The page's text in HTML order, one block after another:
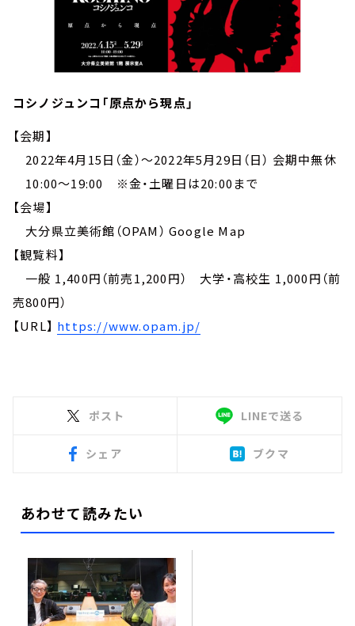
コシノジュンコ「原点から現点」
【会期】
2022年4月15日（金）～2022年5月29日（日） 会期中無休
10:00～19:00 ※金・土曜日は20:00まで
【会場】
大分県立美術館（OPAM） Google Map
【観覧料】
一般 1,400円（前売1,200円） 大学・高校生 1,000円（前
売800円）
【URL】 https://www.opam.jp/
ポスト LINEで送る
シェア ブクマ
あわせて読みたい